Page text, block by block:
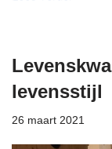
levensstijl
26 maart 2021